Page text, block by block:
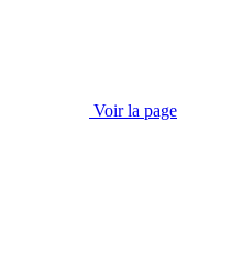
Voir la page